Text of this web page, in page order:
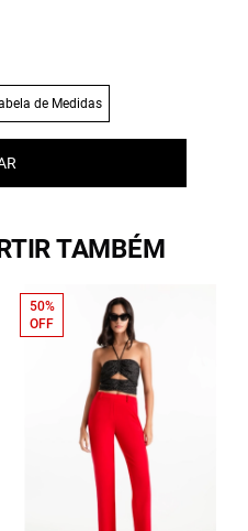
de Medidas
TAMBÉM
50%
OFF